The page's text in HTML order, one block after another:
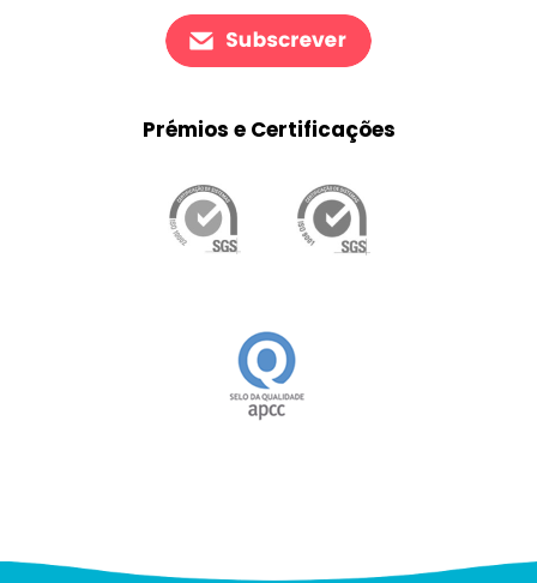
Prémios e Certificações